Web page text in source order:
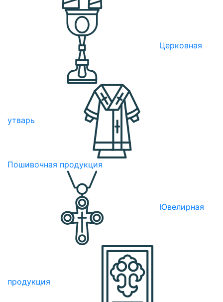
Церковная
утварь
Пошивочная продукция
Ювелирная
продукция